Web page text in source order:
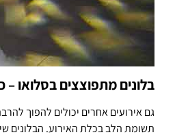
בלונים מתפוצצים בסלואו –
גם אירועים אחרים יכולים להפוך
תשומת הלב בכלת האירוע. הבלונים